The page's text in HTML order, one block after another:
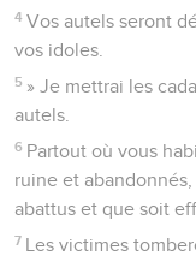
4 Vos autels seront
vos idoles.
5 » Je mettrai les
autels.
6 Partout où vous
ruine et
abattus et que soit
7 Les victimes